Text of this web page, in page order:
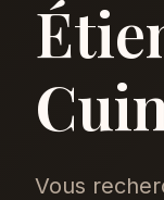
Vous